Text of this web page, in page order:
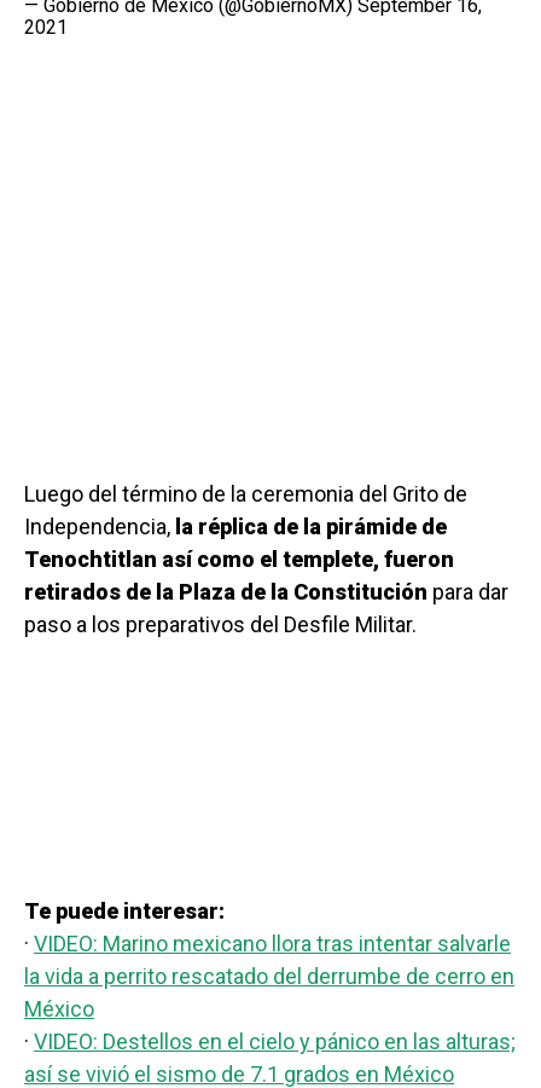
— Gobierno de México (@GobiernoMX) September 16,
2021
Luego del término de la ceremonia del Grito de
Independencia, la réplica de la pirámide de
Tenochtitlan así como el templete, fueron
retirados de la Plaza de la Constitución para dar
paso a los preparativos del Desfile Militar.
Te puede interesar:
· VIDEO: Marino mexicano llora tras intentar salvarle
la vida a perrito rescatado del derrumbe de cerro en
México
· VIDEO: Destellos en el cielo y pánico en las alturas;
así se vivió el sismo de 7.1 grados en México